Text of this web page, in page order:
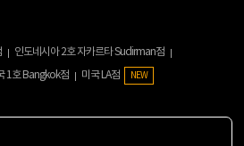
인도네시아 2호 자카르타 Sudirman점
1호 Bangkok점 미국 LA점 NEW